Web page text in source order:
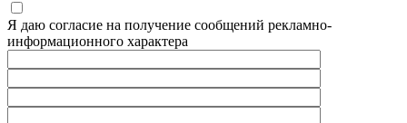
Я даю согласие на получение сообщений рекламно-
информационного характера